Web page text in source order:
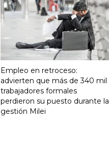
Empleo en retroceso:
advierten que más de 340 mil
trabajadores formales
perdieron su puesto durante la
gestión Milei